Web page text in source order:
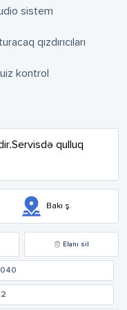
sistem
qızdırıcıları
kontrol
qulluq
Bakı ş.
Elanı sil